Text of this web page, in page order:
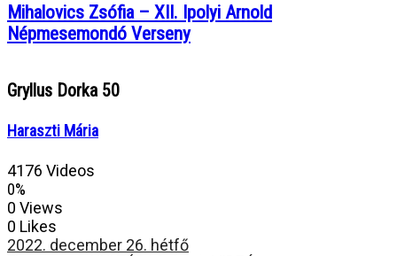
Mihalovics Zsófia – XII. Ipolyi Arnold
Népmesemondó Verseny
Gryllus Dorka 50
Haraszti Mária
4176 Videos
0%
0 Views
0 Likes
2022. december 26. hétfő